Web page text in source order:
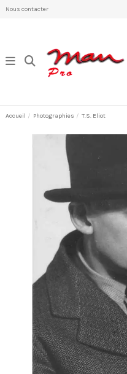
Nous contacter
Accueil Photographies T.S. Eliot